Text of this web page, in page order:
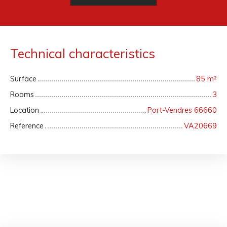
Technical characteristics
Surface 85 m²
Rooms
3
Location
Port-Vendres 66660
Reference
VA20669